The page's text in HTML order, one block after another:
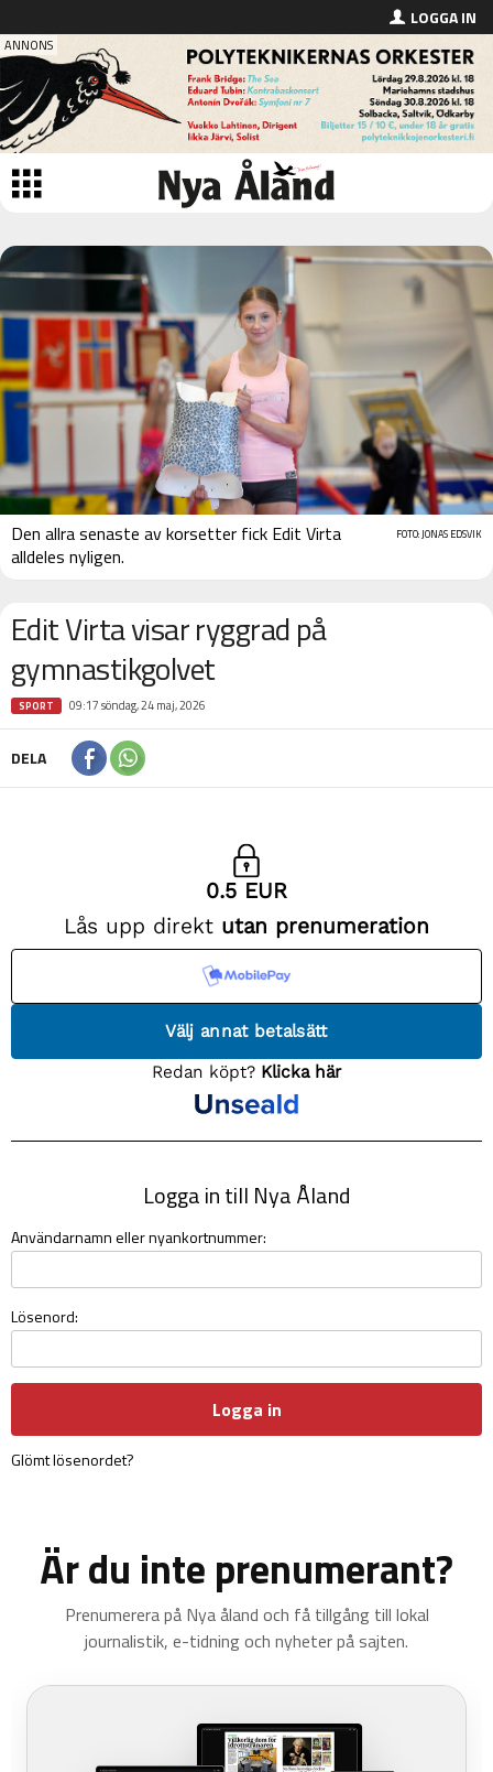
LOGGA IN
FOTO: JONAS EDSVIK
Den allra senaste av korsetter fick Edit Virta
alldeles nyligen.
Edit Virta visar ryggrad på
gymnastikgolvet
SPORT 09:17 söndag, 24 maj, 2026
DELA